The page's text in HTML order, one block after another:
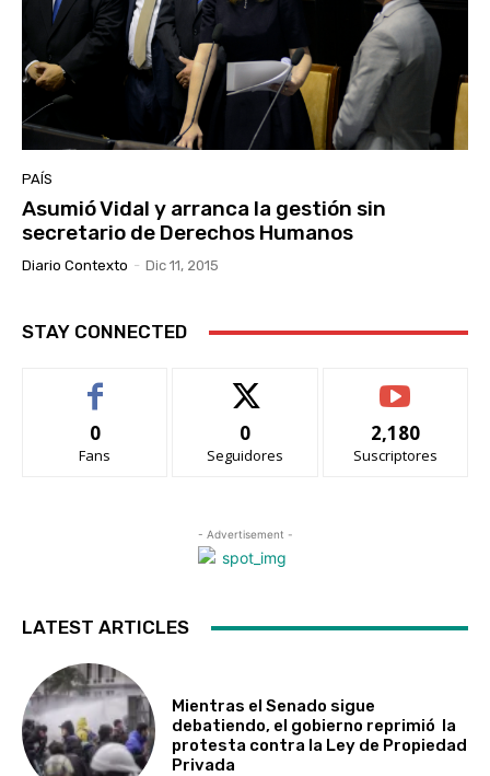
PAÍS
Asumió Vidal y arranca la gestión sin
secretario de Derechos Humanos
Diario Contexto - Dic 11, 2015
STAY CONNECTED
0
Fans
0
Seguidores
2,180
Suscriptores
- Advertisement -
LATEST ARTICLES
Mientras el Senado sigue
debatiendo, el gobierno reprimió la
protesta contra la Ley de Propiedad
Privada